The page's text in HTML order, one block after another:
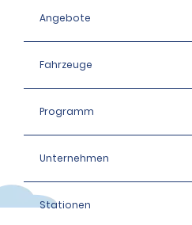
Angebote
Fahrzeuge
Programm
Unternehmen
Stationen